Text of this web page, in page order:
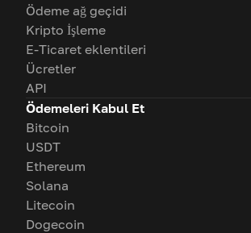
Ödeme ağ geçidi
Kripto İşleme
E-Ticaret eklentileri
Ücretler
API
Ödemeleri Kabul Et
Bitcoin
USDT
Ethereum
Solana
Litecoin
Dogecoin